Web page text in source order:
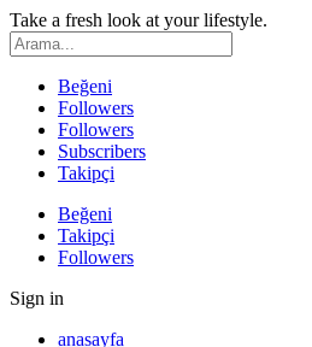
Take a fresh look at your lifestyle.
Beğeni
Followers
Followers
Subscribers
Takipçi
Beğeni
Takipçi
Followers
Sign in
anasayfa